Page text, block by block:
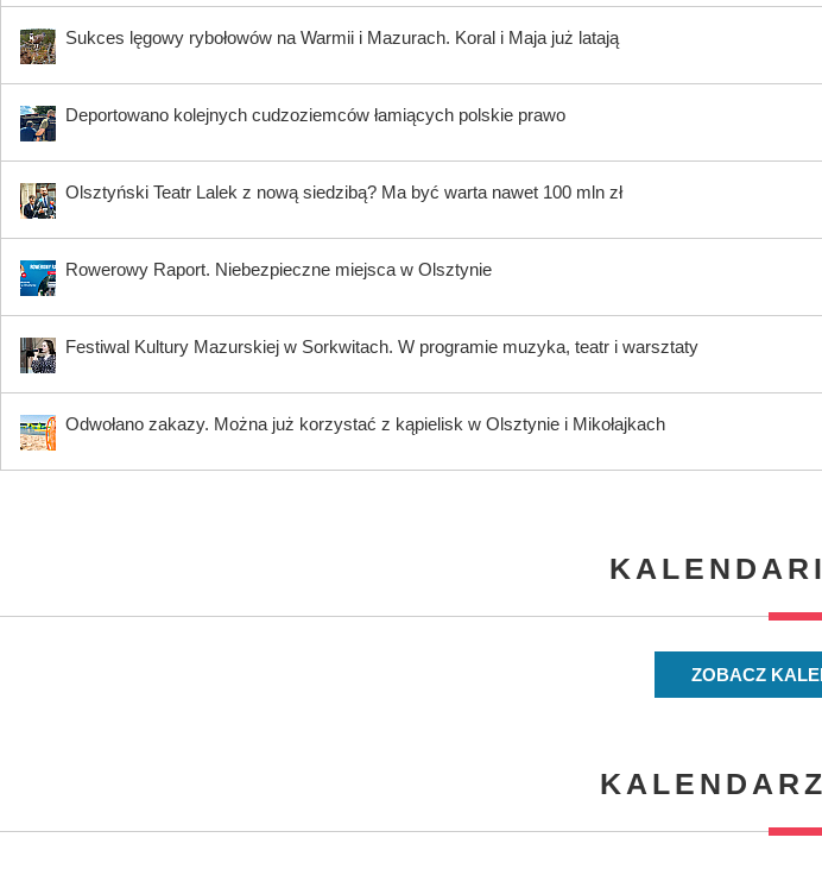
Sukces lęgowy rybołowów na Warmii i Mazurach. Koral i Maja już latają
Deportowano kolejnych cudzoziemców łamiących polskie prawo
Olsztyński Teatr Lalek z nową siedzibą? Ma być warta nawet 100 mln zł
Rowerowy Raport. Niebezpieczne miejsca w Olsztynie
Festiwal Kultury Mazurskiej w Sorkwitach. W programie muzyka, teatr i warsztaty
Odwołano zakazy. Można już korzystać z kąpielisk w Olsztynie i Mikołajkach
ZOBACZ